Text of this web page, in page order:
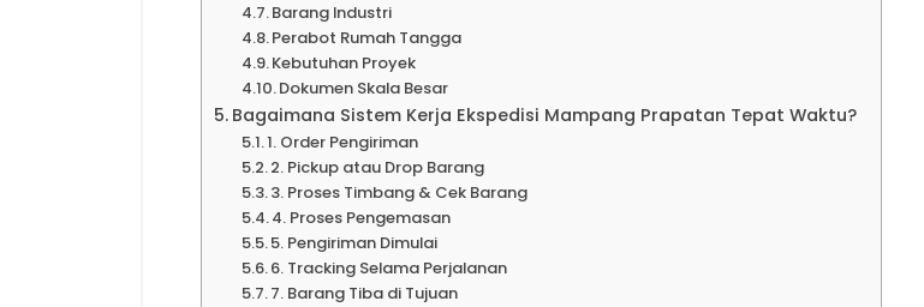
Barang Industri
Perabot Rumah Tangga
Kebutuhan Proyek
Dokumen Skala Besar
Bagaimana Sistem Kerja Ekspedisi Mampang Prapatan Tepat Waktu?
1. Order Pengiriman
2. Pickup atau Drop Barang
3. Proses Timbang & Cek Barang
4. Proses Pengemasan
5. Pengiriman Dimulai
6. Tracking Selama Perjalanan
7. Barang Tiba di Tujuan